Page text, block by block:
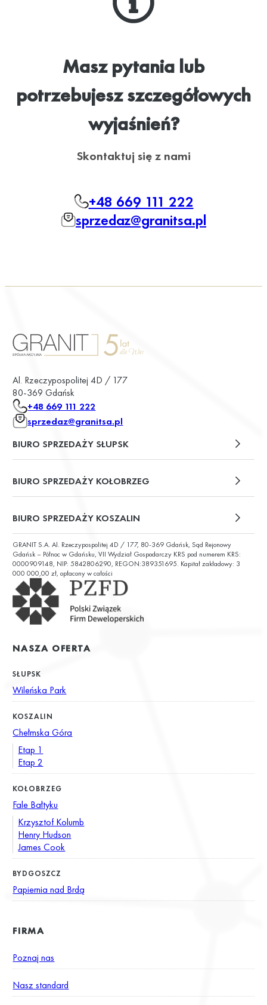
Masz pytania lub
potrzebujesz szczegółowych
wyjaśnień?
Skontaktuj się z nami
+48 669 111 222
sprzedaz@granitsa.pl
Al. Rzeczypospolitej 4D / 177
80-369 Gdańsk
+48 669 111 222
sprzedaz@granitsa.pl
BIURO SPRZEDAŻY SŁUPSK
plac Władysława Broniewskiego 13/u2
BIURO SPRZEDAŻY KOŁOBRZEG
ul. Św. Wojciecha 6
BIURO SPRZEDAŻY KOSZALIN
ul. Chałubińskiego 9
GRANIT S.A. Al. Rzeczypospolitej 4D / 177, 80-369 Gdańsk, Sąd Rejonowy
Gdańsk – Północ w Gdańsku, VII Wydział Gospodarczy KRS pod numerem KRS:
0000909148, NIP: 5842806290, REGON:389351695. Kapitał zakładowy: 3
000 000,00 zł, opłacony w całości
NASZA OFERTA
SŁUPSK
Wileńska Park
KOSZALIN
Chełmska Góra
Etap 1
Etap 2
KOŁOBRZEG
Fale Bałtyku
Krzysztof Kolumb
Henry Hudson
James Cook
BYDGOSZCZ
Papiernia nad Brdą
FIRMA
Poznaj nas
Nasz standard